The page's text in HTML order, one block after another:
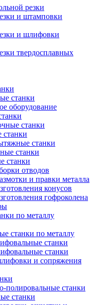
резки
и штамповки
и шлифовки
твердосплавных
станки
оборудование
станки
станки
станки
станки
отводов
и правки металла
конусов
гофроколена
по металлу
станки по металлу
станки
станки
и сопряжения
полировальные станки
станки